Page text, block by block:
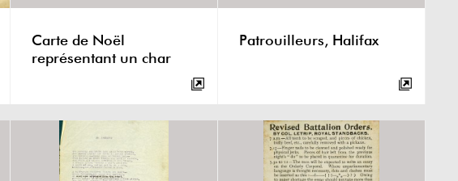
Carte de Noël
représentant un char
Patrouilleurs, Halifax